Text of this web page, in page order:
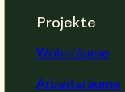
Projekte
Wohnräume
Arbeitsräume